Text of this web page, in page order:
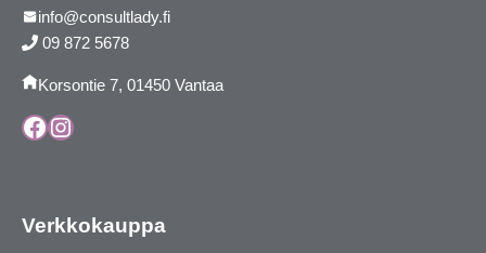
info@consultlady.fi
09 872 5678
Korsontie 7, 01450 Vantaa
Facebook
Instagram
Verkkokauppa